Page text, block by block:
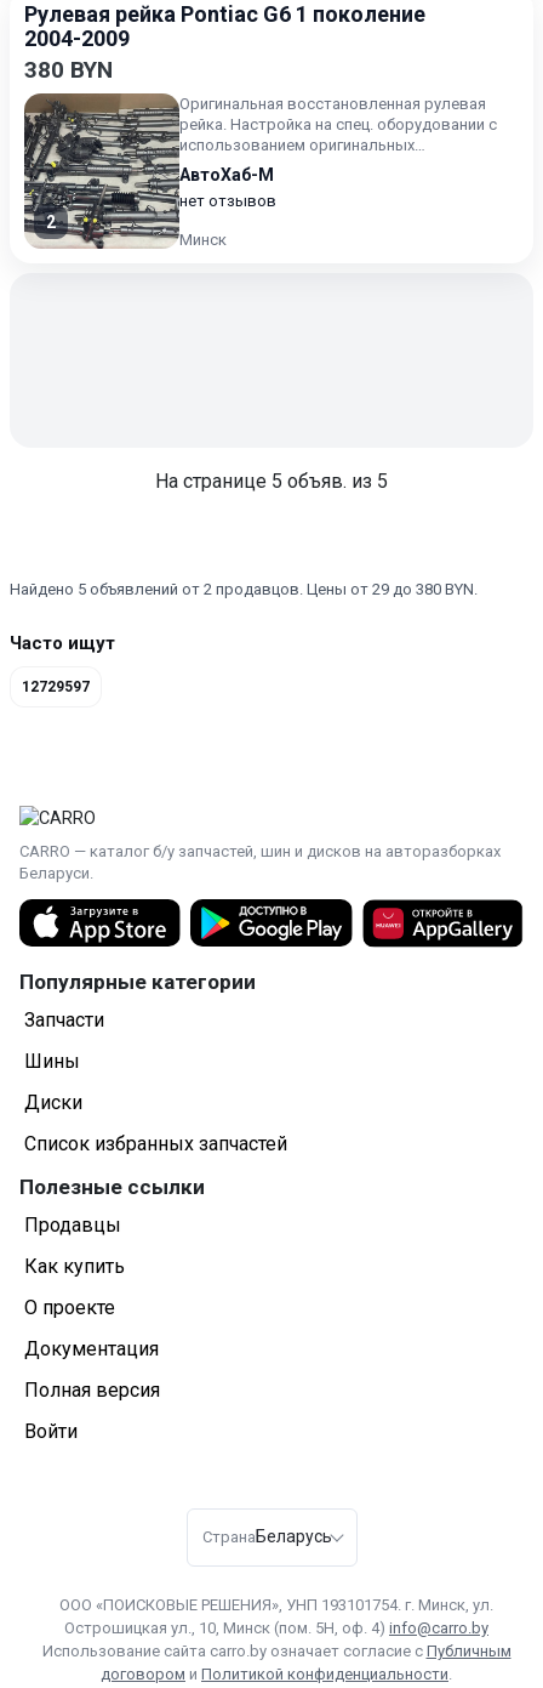
Рулевая рейка Pontiac G6 1 поколение
2004-2009
380 BYN
2
Оригинальная восстановленная рулевая
рейка. Настройка на спец. оборудовании с
использованием оригинальных
комплектующих. Цена с зачётом ваше...
АвтоХаб-М
нет отзывов
Минск
На странице 5 объяв. из 5
Найдено 5 объявлений от 2 продавцов. Цены от 29 до 380 BYN.
Часто ищут
12729597
CARRO — каталог б/у запчастей, шин и дисков на авторазборках
Беларуси.
Популярные категории
Запчасти
Шины
Диски
Список избранных запчастей
Полезные ссылки
Продавцы
Как купить
О проекте
Документация
Полная версия
Войти
Страна Беларусь
ООО «ПОИСКОВЫЕ РЕШЕНИЯ», УНП 193101754. г. Минск, ул.
Острошицкая ул., 10, Минск (пом. 5Н, оф. 4) info@carro.by
Использование сайта carro.by означает согласие с Публичным
договором и Политикой конфиденциальности